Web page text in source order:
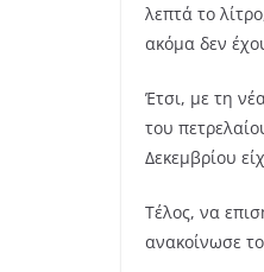
λεπτά το
ακόμα δεν
Έτσι, με τη
του
Δεκεμβρίου
Τέλος, να
ανακοίνωσε